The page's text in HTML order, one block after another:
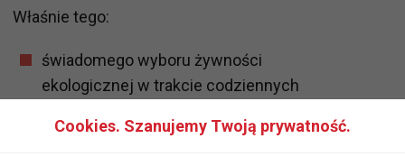
Właśnie tego:
świadomego wyboru żywności
ekologicznej w trakcie codziennych
Cookies. Szanujemy Twoją prywatność.